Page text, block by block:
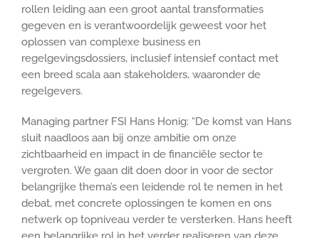
rollen leiding aan een groot aantal transformaties
gegeven en is verantwoordelijk geweest voor het
oplossen van complexe business en
regelgevingsdossiers, inclusief intensief contact met
een breed scala aan stakeholders, waaronder de
regelgevers.
Managing partner FSI Hans Honig: “De komst van Hans
sluit naadloos aan bij onze ambitie om onze
zichtbaarheid en impact in de financiële sector te
vergroten. We gaan dit doen door in voor de sector
belangrijke thema’s een leidende rol te nemen in het
debat, met concrete oplossingen te komen en ons
netwerk op topniveau verder te versterken. Hans heeft